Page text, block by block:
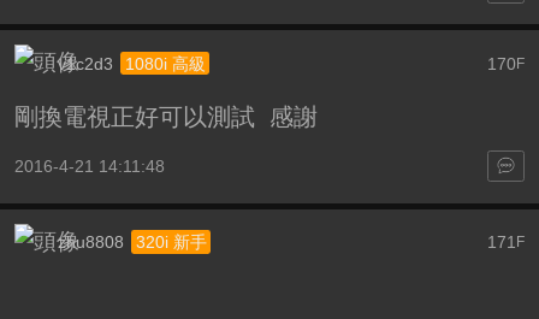
170F
v1c2d3 1080i 高級
剛換電視正好可以測試 感謝
2016-4-21 14:11:48
171 F
zhu8808 320i 新手